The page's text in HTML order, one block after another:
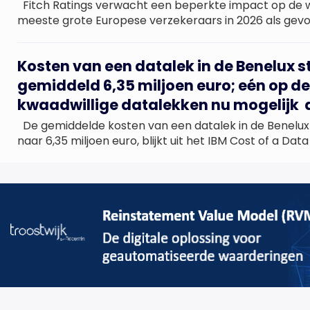
Fitch Ratings verwacht een beperkte impact op de
meeste grote Europese verzekeraars in 2026 als
schadekosten zouden beheersbaar moeten zijn
geen woon-, bedrijfs- of industriële gebieden
Kosten van een datalek in de Benelux
gemiddeld 6,35 miljoen euro; eén op
kwaadwillige datalekken nu mogelijk
De gemiddelde kosten van een datalek in de
naar 6,35 miljoen euro, blijkt uit het IBM Cost of a
miljoen euro in 2024. […]